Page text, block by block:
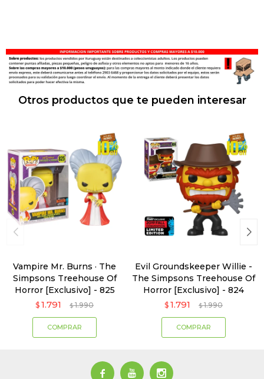
Otros productos que te pueden interesar
Vampire Mr. Burns · The
Simpsons Treehouse Of
Horror [Exclusivo] - 825
$ 1.791 $ 1.990
Evil Groundskeeper Willie -
The Simpsons Treehouse Of
Horror [Exclusivo] - 824
$ 1.791 $ 1.990
  